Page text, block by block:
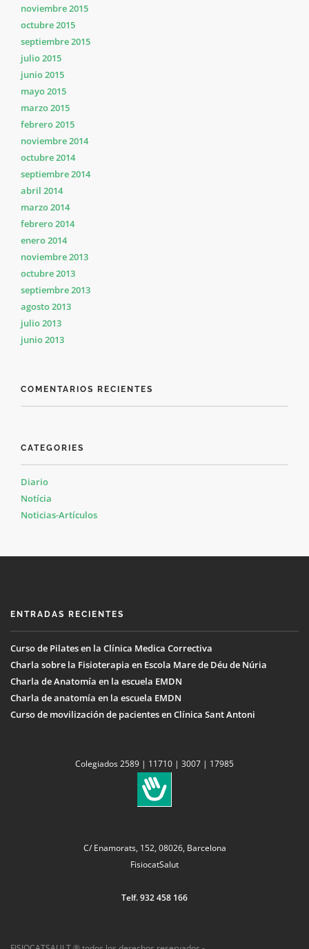
noviembre 2015
octubre 2015
septiembre 2015
julio 2015
junio 2015
mayo 2015
marzo 2015
febrero 2015
noviembre 2014
octubre 2014
septiembre 2014
abril 2014
marzo 2014
febrero 2014
enero 2014
noviembre 2013
octubre 2013
septiembre 2013
agosto 2013
julio 2013
junio 2013
COMENTARIOS RECIENTES
CATEGORIES
Diario
Notícia
Noticias-Artículos
ENTRADAS RECIENTES
Curso de Pilates en la Clínica Medica Correctiva
Charla sobre la Fisioterapia en Escola Mare de Déu de Núria
Charla de Anatomía en la escuela EMDN
Charla de anatomía en la escuela EMDN
Curso de movilización de pacientes en Clínica Sant Antoni
Colegiados 2589 | 11710 | 3007 | 17985
C/ Enamorats, 152, 08026, Barcelona
FisiocatSalut
Telf. 932 458 166